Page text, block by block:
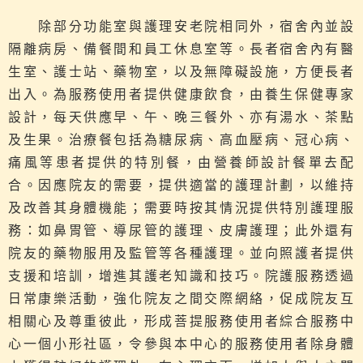
除部分功能室與護理安老院相同外，宿舍內並設
隔離病房、備餐間和員工休息室等。長者宿舍內有醫
生室、護士站、藥物室，以及無障礙設施，方便長者
出入。為服務使用者提供健康飲食，由養生保健專家
設計，每天供應早、午、晚三餐外、亦有湯水、茶點
及生果。治療餐包括為糖尿病、高血壓病、冠心病、
痛風等患者提供的特別餐，由營養師設計餐單去配
合。因應院友的需要，提供適當的護理計劃，以維持
及改善其身體機能；需要時按其情況提供特別護理服
務：如鼻胃管、導尿管的護理、皮膚護理；此外還有
院友的藥物服用及監管等各種護理。並向照護者提供
支援和培訓，增進其護老知識和技巧。院護服務透過
日常康樂活動，強化院友之間交際網絡，促成院友互
相關心及尊重彼此，形成菩提服務使用者綜合服務中
心一個小形社區，令參與本中心的服務使用者除身體